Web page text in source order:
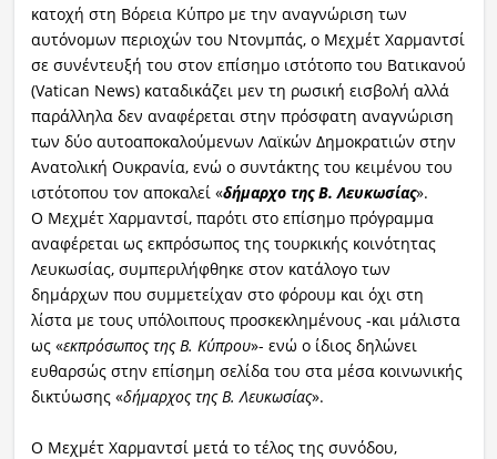
κατοχή στη Βόρεια Κύπρο με την αναγνώριση των
αυτόνομων περιοχών του Ντονμπάς, ο Μεχμέτ Χαρμαντσί
σε συνέντευξή του στον επίσημο ιστότοπο του Βατικανού
(Vatican Νews) καταδικάζει μεν τη ρωσική εισβολή αλλά
παράλληλα δεν αναφέρεται στην πρόσφατη αναγνώριση
των δύο αυτοαποκαλούμενων Λαϊκών Δημοκρατιών στην
Ανατολική Ουκρανία, ενώ ο συντάκτης του κειμένου του
ιστότοπου τον αποκαλεί «δήμαρχο της Β. Λευκωσίας».
Ο Μεχμέτ Χαρμαντσί, παρότι στο επίσημο πρόγραμμα
αναφέρεται ως εκπρόσωπος της τουρκικής κοινότητας
Λευκωσίας, συμπεριλήφθηκε στον κατάλογο των
δημάρχων που συμμετείχαν στο φόρουμ και όχι στη
λίστα με τους υπόλοιπους προσκεκλημένους -και μάλιστα
ως «εκπρόσωπος της Β. Κύπρου»- ενώ ο ίδιος δηλώνει
ευθαρσώς στην επίσημη σελίδα του στα μέσα κοινωνικής
δικτύωσης «δήμαρχος της Β. Λευκωσίας».
O Μεχμέτ Χαρμαντσί μετά το τέλος της συνόδου,